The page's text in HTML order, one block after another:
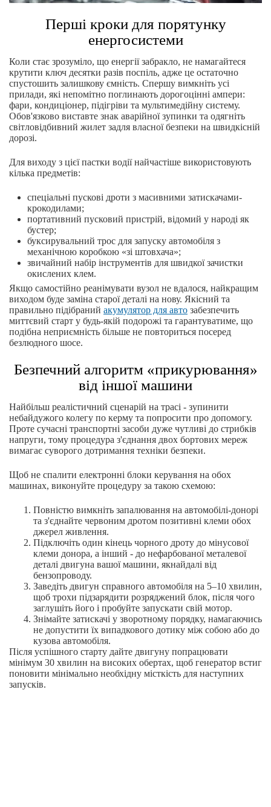
Перші кроки для порятунку
енергосистеми
Коли стає зрозуміло, що енергії забракло, не намагайтеся
крутити ключ десятки разів поспіль, адже це остаточно
спустошить залишкову ємність. Спершу вимкніть усі
прилади, які непомітно поглинають дорогоцінні ампери:
фари, кондиціонер, підігріви та мультимедійну систему.
Обов'язково виставте знак аварійної зупинки та одягніть
світловідбивний жилет задля власної безпеки на швидкісній
дорозі.
Для виходу з цієї пастки водії найчастіше використовують
кілька предметів:
спеціальні пускові дроти з масивними затискачами-
крокодилами;
портативний пусковий пристрій, відомий у народі як
бустер;
буксирувальний трос для запуску автомобіля з
механічною коробкою «зі штовхача»;
звичайний набір інструментів для швидкої зачистки
окислених клем.
Якщо самостійно реанімувати вузол не вдалося, найкращим
виходом буде заміна старої деталі на нову. Якісний та
правильно підібраний акумулятор для авто забезпечить
миттєвий старт у будь-якій подорожі та гарантуватиме, що
подібна неприємність більше не повториться посеред
безлюдного шосе.
Безпечний алгоритм «прикурювання»
від іншої машини
Найбільш реалістичний сценарій на трасі - зупинити
небайдужого колегу по керму та попросити про допомогу.
Проте сучасні транспортні засоби дуже чутливі до стрибків
напруги, тому процедура з'єднання двох бортових мереж
вимагає суворого дотримання техніки безпеки.
Щоб не спалити електронні блоки керування на обох
машинах, виконуйте процедуру за такою схемою:
Повністю вимкніть запалювання на автомобілі-донорі
та з'єднайте червоним дротом позитивні клеми обох
джерел живлення.
Підключіть один кінець чорного дроту до мінусової
клеми донора, а інший - до нефарбованої металевої
деталі двигуна вашої машини, якнайдалі від
бензопроводу.
Заведіть двигун справного автомобіля на 5–10 хвилин,
щоб трохи підзарядити розряджений блок, після чого
заглушіть його і пробуйте запускати свій мотор.
Знімайте затискачі у зворотному порядку, намагаючись
не допустити їх випадкового дотику між собою або до
кузова автомобіля.
Після успішного старту дайте двигуну попрацювати
мінімум 30 хвилин на високих обертах, щоб генератор встиг
поновити мінімально необхідну місткість для наступних
запусків.